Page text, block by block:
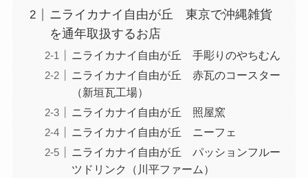
ニライカナイ自由が丘 東京で沖縄雑貨
を通年取扱するお店
ニライカナイ自由が丘 手彫りのやちむん
ニライカナイ自由が丘 赤瓦のコースター
（新垣瓦工場）
ニライカナイ自由が丘 照屋窯
ニライカナイ自由が丘 ニーフェ
ニライカナイ自由が丘 パッションフルー
ツドリンク（川平ファーム）